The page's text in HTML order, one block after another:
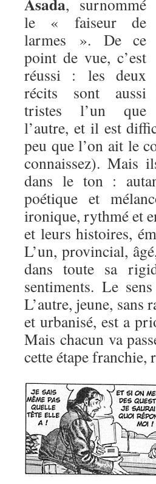
, surnommé
le « faiseur de
larmes ». De ce
point de vue, c’est
réussi : les deux
récits sont aussi
tristes l’un que
l’autre, et il est
peu que l’on ait le
connaissez). Mais
dans le ton :
poétique et
ironique, rythmé et
et leurs histoires,
L’un, provincial,
dans toute sa
sentiments. Le
L’autre, jeune, sans
et urbanisé, est a
Mais chacun va
cette étape franchie,